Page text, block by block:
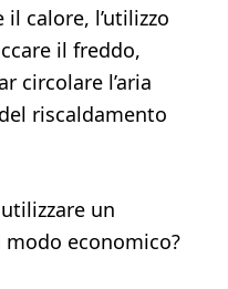
calore, l’utilizzo
il freddo,
circolare l’aria
riscaldamento
un
economico?